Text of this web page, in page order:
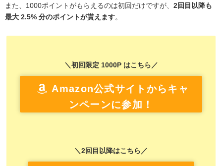
また、1000ポイントがもらえるのは初回だけですが、 2回目以降も
最大 2.5% 分のポイントが貰えます。
＼初回限定 1000P はこちら／
Amazon公式サイトからキャ
ンペーンに参加！
＼2回目以降はこちら／